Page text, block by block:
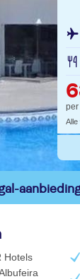
per
Alle
Hotels